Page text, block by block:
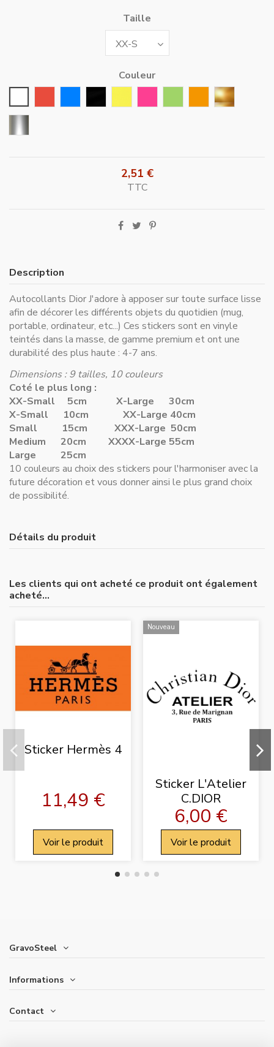
Taille
Couleur
OrangeOr
Argent
2,51 €
TTC
Description
Autocollants Dior J'adore à apposer sur toute surface lisse
afin de décorer les différents objets du quotidien (mug,
portable, ordinateur, etc...) Ces stickers sont en vinyle
teintés dans la masse, de gamme premium et ont une
durabilité des plus haute : 4-7 ans.
Dimensions : 9 tailles, 10 couleurs
Coté le plus long :
XX-Small 5cm X-Large 30cm
X-Small 10cm XX-Large 40cm
Small 15cm XXX-Large 50cm
Medium 20cm XXXX-Large 55cm
Large 25cm
10 couleurs au choix des stickers pour l'harmoniser avec la
future décoration et vous donner ainsi le plus grand choix
de possibilité.
Détails du produit
Les clients qui ont acheté ce produit ont également
acheté...
Sticker Hermès 4
11,49 €
Voir le produit
Nouveau
Sticker L'Atelier
C.DIOR
6,00 €
Voir le produit
GravoSteel
Informations
Contact